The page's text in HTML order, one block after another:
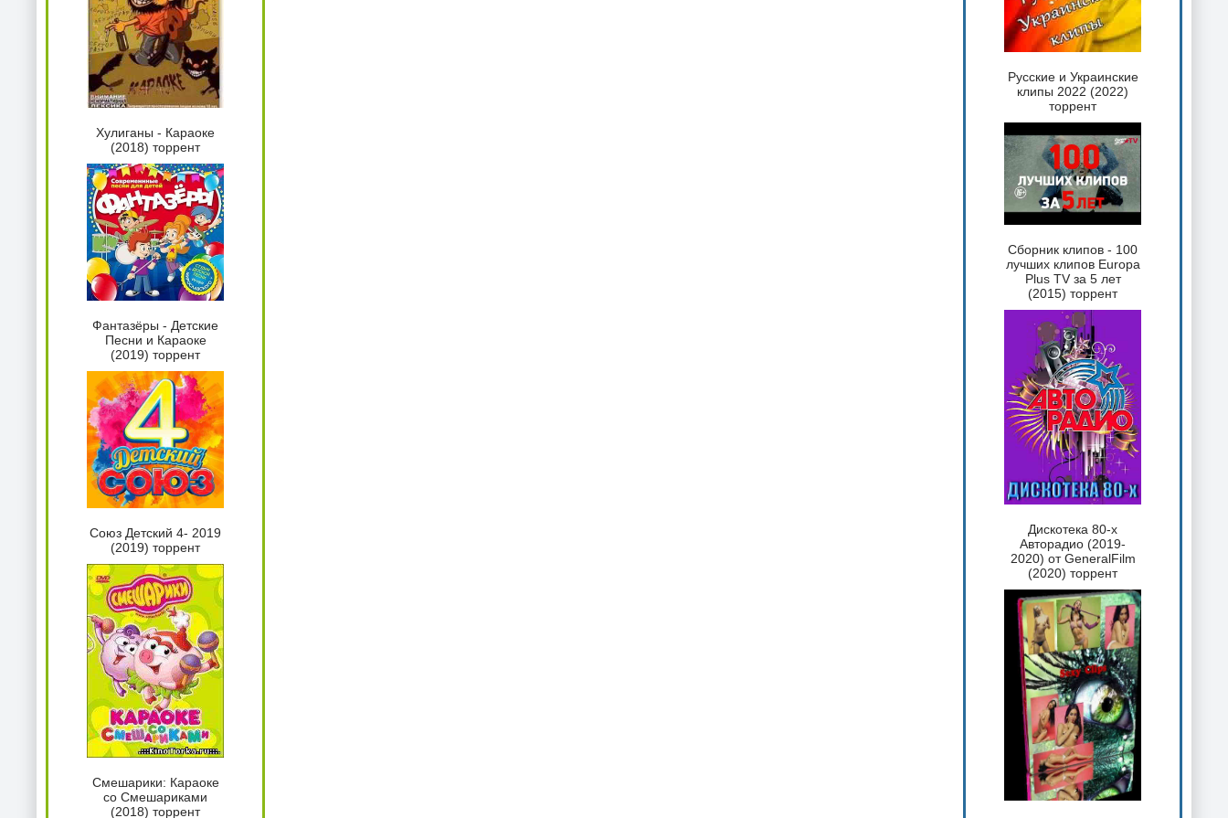
Хулиганы - Караоке
(2018) торрент
Фантазёры - Детские
Песни и Караоке
(2019) торрент
Союз Детский 4- 2019
(2019) торрент
Смешарики: Караоке
со Смешариками
(2018) торрент
Русские и Украинские
клипы 2022 (2022)
торрент
Сборник клипов - 100
лучших клипов Europa
Plus TV за 5 лет
(2015) торрент
Дискотека 80-х
Авторадио (2019-
2020) от GeneralFilm
(2020) торрент